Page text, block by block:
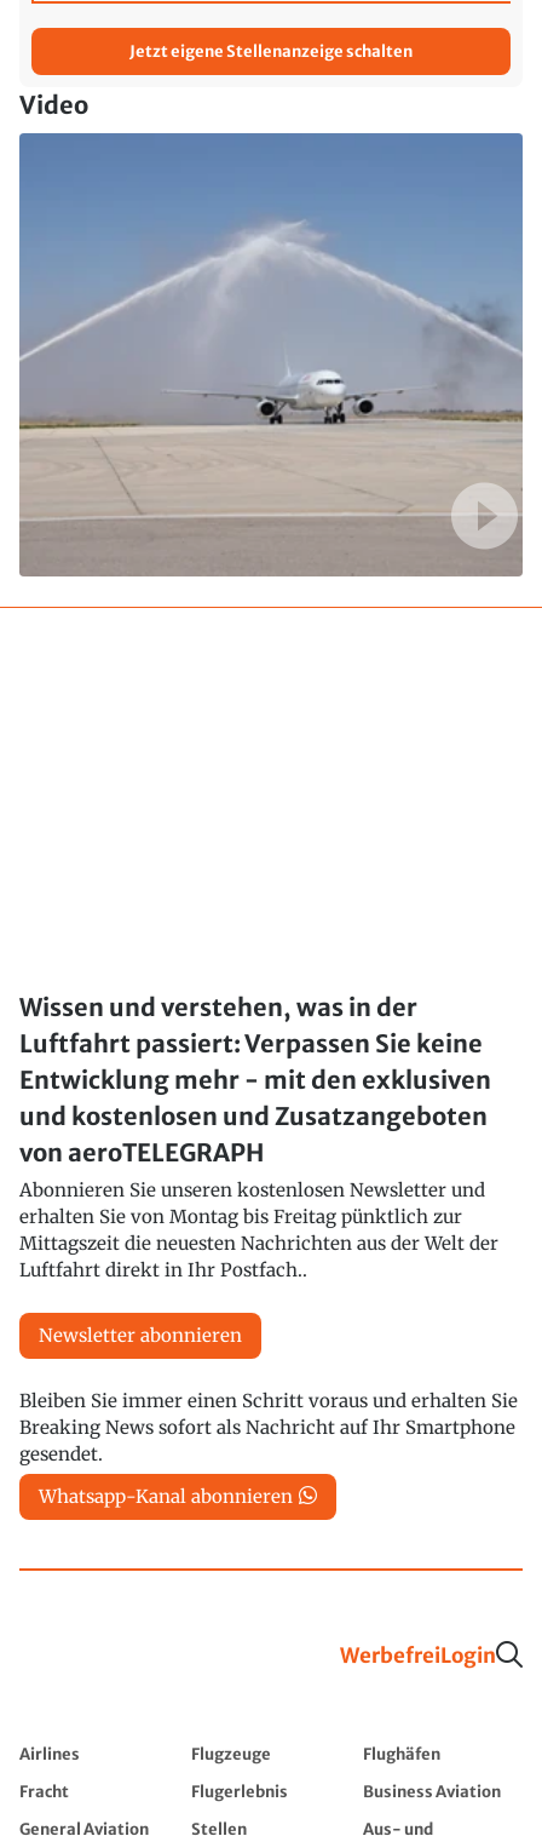
Jetzt eigene Stellenanzeige schalten
Video
Wissen und verstehen, was in der
Luftfahrt passiert: Verpassen Sie keine
Entwicklung mehr - mit den exklusiven
und kostenlosen und Zusatzangeboten
von aeroTELEGRAPH
Abonnieren Sie unseren kostenlosen Newsletter und
erhalten Sie von Montag bis Freitag pünktlich zur
Mittagszeit die neuesten Nachrichten aus der Welt der
Luftfahrt direkt in Ihr Postfach..
Newsletter abonnieren
Bleiben Sie immer einen Schritt voraus und erhalten Sie
Breaking News sofort als Nachricht auf Ihr Smartphone
gesendet.
Whatsapp-Kanal abonnieren
WerbefreiLogin
Airlines Flugzeuge
Flughäfen
Fracht
Flugerlebnis
Business Aviation
General Aviation
Stellen
Aus- und